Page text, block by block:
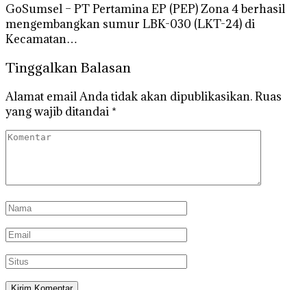
GoSumsel – PT Pertamina EP (PEP) Zona 4 berhasil
mengembangkan sumur LBK-030 (LKT-24) di
Kecamatan…
Tinggalkan Balasan
Alamat email Anda tidak akan dipublikasikan.Ruas
yang wajib ditandai *